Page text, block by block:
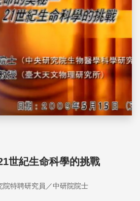
世紀生命科學的挑戰
院特聘研究員／中研院院士